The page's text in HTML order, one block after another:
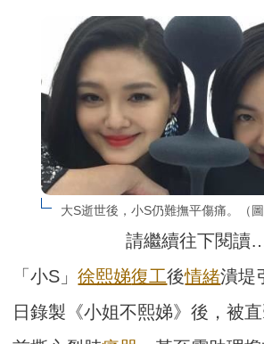
大S逝世後，小S仍難撫平傷痛。（圖
請繼續往下閱讀
「小S」徐熙娣復工後情緒潰堤
日錄製《小姐不熙娣》後，被